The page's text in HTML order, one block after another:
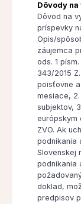
Dôvody
Dôvod na
príspevky
Opis/
záujemca
ods. 1
343/2015
poisťovne
mesiace,
subjektov,
európskym
ZVO. Ak
podnikania
Slovenskej
podnikania
doklad,
predpisov